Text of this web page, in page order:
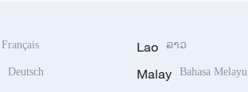
Français
Deutsch
Lao ລາວ
Malay Bahasa Melayu